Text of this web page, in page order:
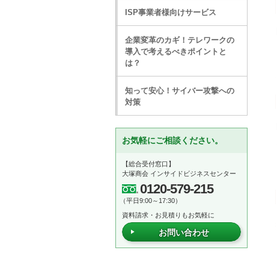
ISP事業者様向けサービス
企業変革のカギ！テレワークの
導入で考えるべきポイントと
は？
知って安心！サイバー攻撃への
対策
お気軽にご相談ください。
【総合受付窓口】
大塚商会 インサイドビジネスセンター
0120-579-215
（平日9:00～17:30）
資料請求・お見積りもお気軽に
お問い合わせ